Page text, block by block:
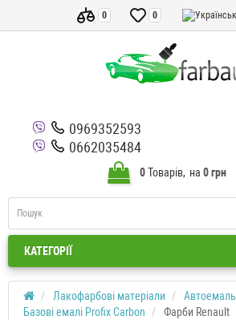
0
0
0969352593
0662035484
0Товарів, на 0 грн
КАТЕГОРІЇ
Лакофарбові матеріали
Автоемаль
Базові емалі Profix Carbon
Фарби Renault